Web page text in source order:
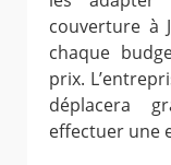
couverture à
chaque
prix.
déplacera
effectuer une